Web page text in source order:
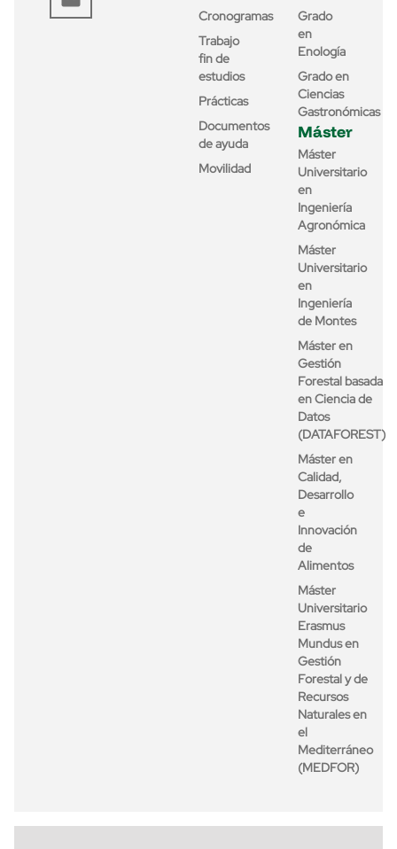
Cronogramas
Trabajo
fin de
estudios
Prácticas
Documentos
de ayuda
Movilidad
Grado
en
Enología
Grado en
Ciencias
Gastronómicas
Máster
Máster
Universitario
en
Ingeniería
Agronómica
Máster
Universitario
en
Ingeniería
de Montes
Máster en
Gestión
Forestal basada
en Ciencia de
Datos
(DATAFOREST)
Máster en
Calidad,
Desarrollo
e
Innovación
de
Alimentos
Máster
Universitario
Erasmus
Mundus en
Gestión
Forestal y de
Recursos
Naturales en
el
Mediterráneo
(MEDFOR)